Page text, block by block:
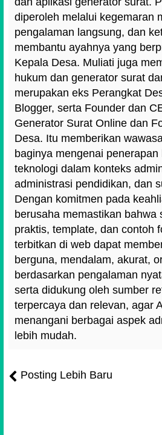
diperoleh melalui kegemaran
pengalaman langsung, dan
membantu ayahnya yang
Kepala Desa. Muliati juga
hukum dan generator surat
merupakan eks Perangkat
Blogger, serta Founder dan
Generator Surat Online dan
Desa. Itu memberikan
baginya mengenai penerapan
teknologi dalam konteks
administrasi pendidikan, dan
Dengan komitmen pada
berusaha memastikan bahwa
praktis, template, dan contoh
terbitkan di web dapat
berguna, mendalam, akurat,
berdasarkan pengalaman
serta didukung oleh sumber
terpercaya dan relevan, agar
menangani berbagai aspek
lebih mudah.
Posting Lebih Baru